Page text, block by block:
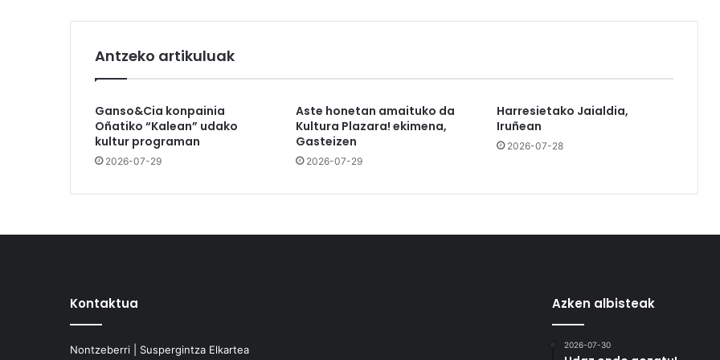
Antzeko artikuluak
Ganso&Cia konpainia
Oñatiko “Kalean” udako
kultur programan
2026-07-29
Aste honetan amaituko da
Kultura Plazara! ekimena,
Gasteizen
2026-07-29
Harresietako Jaialdia,
Iruñean
2026-07-28
Kontaktua
Nontzeberri | Suspergintza Elkartea
Azken albisteak
2026-07-30